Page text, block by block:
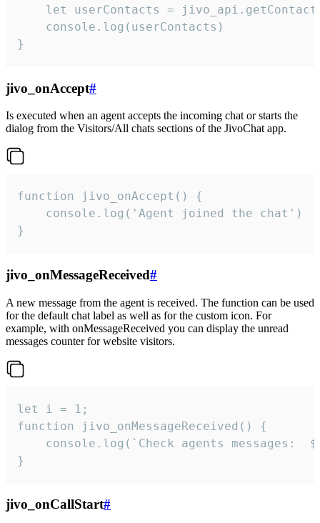
let userContacts =
    console.log(userContacts)
}
jivo_onAccept#
Is executed when an agent accepts the incoming chat or starts the
dialog from the Visitors/All chats sections of the JivoChat app.
function jivo_onAccept() {
}
jivo_onMessageReceived#
A new message from the agent is received. The function can be used
for the default chat label as well as for the custom icon. For
example, with onMessageReceived you can display the unread
messages counter for website visitors.
let i = 1;
function jivo_onMessageReceived() {
}
jivo_onCallStart#